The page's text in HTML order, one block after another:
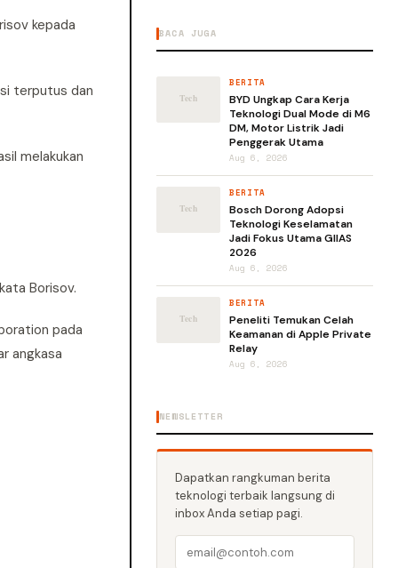
kepada
terputus dan
melakukan
Borisov.
pada
angkasa
BACA JUGA
BERITA
BYD Ungkap Cara Kerja
Teknologi Dual Mode di M6
DM, Motor Listrik Jadi
Penggerak Utama
Aug 6, 2026
BERITA
Bosch Dorong Adopsi
Teknologi Keselamatan
Jadi Fokus Utama GIIAS
2026
Aug 6, 2026
BERITA
Peneliti Temukan Celah
Keamanan di Apple Private
Relay
Aug 6, 2026
NEWSLETTER
Dapatkan rangkuman berita
teknologi terbaik langsung di
inbox Anda setiap pagi.